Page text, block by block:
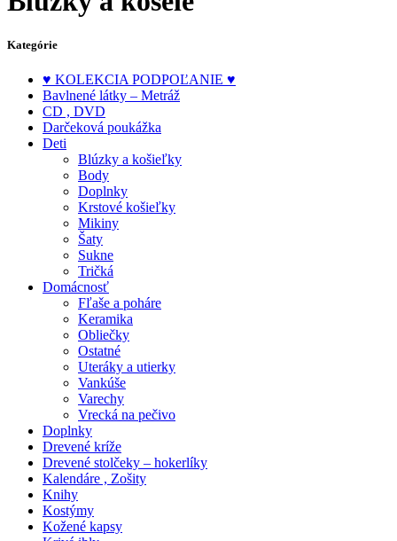
Kategórie
♥ KOLEKCIA PODPOĽANIE ♥
Bavlnené látky – Metráž
CD , DVD
Darčeková poukážka
Deti
Blúzky a košieľky
Body
Doplnky
Krstové košieľky
Mikiny
Šaty
Sukne
Tričká
Domácnosť
Fľaše a poháre
Keramika
Obliečky
Ostatné
Uteráky a utierky
Vankúše
Varechy
Vrecká na pečivo
Doplnky
Drevené kríže
Drevené stolčeky – hokerlíky
Kalendáre , Zošity
Knihy
Kostýmy
Kožené kapsy